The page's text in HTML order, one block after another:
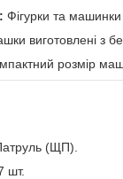
Фігурки та
виготовлені з
розмір
(ЩП).
шт.